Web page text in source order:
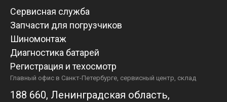
Сервисная служба
Запчасти для погрузчиков
Шиномонтаж
Диагностика батарей
Регистрация и техосмотр
Главный офис в Санкт-Петербурге, сервисный центр, склад
188 660, Ленинградская область,